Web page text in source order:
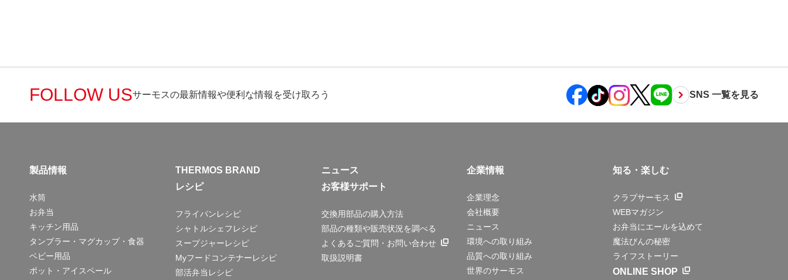
FOLLOW USサーモスの最新情報や便利な情報を受け取ろう SNS 一覧を見る
製品情報
水筒
お弁当
キッチン用品
タンブラー・マグカップ・食器
ベビー用品
ポット・アイスペール
THERMOS BRAND
レシピ
フライパンレシピ
シャトルシェフレシピ
スープジャーレシピ
Myフードコンテナーレシピ
部活弁当レシピ
ニュース
お客様サポート
交換用部品の購入方法
部品の種類や販売状況を調べる
よくあるご質問・お問い合わせ
取扱説明書
企業情報
企業理念
会社概要
ニュース
環境への取り組み
品質への取り組み
世界のサーモス
知る・楽しむ
クラブサーモス
WEBマガジン
お弁当にエールを込めて
魔法びんの秘密
ライフストーリー
ONLINE SHOP